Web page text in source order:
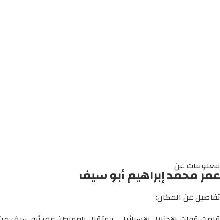
معلومات عن
عمر محمد إبراهيم أبو سيف
تفاصيل عن المكان: